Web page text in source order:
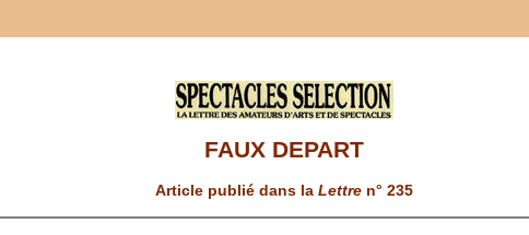
FAUX DEPART
Article publié dans la Lettre n° 235